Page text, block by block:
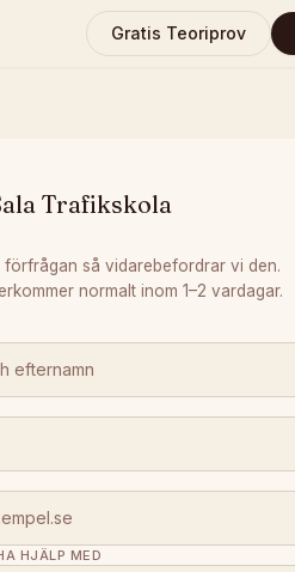
Gratis Teoriprov
Trafikskola
förfrågan så vidarebefordrar vi den.
normalt inom 1–2 vardagar.
HJÄLP MED